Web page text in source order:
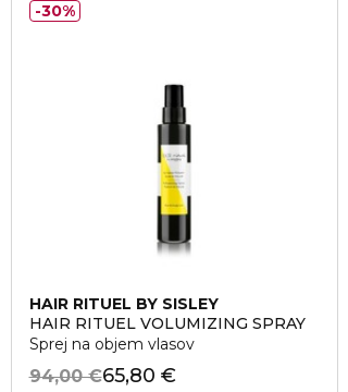
HAIR RITUEL BY SISLEY
HAIR RITUEL VOLUMIZING SPRAY
Sprej na objem vlasov
65,80 €
94,00 €
30%